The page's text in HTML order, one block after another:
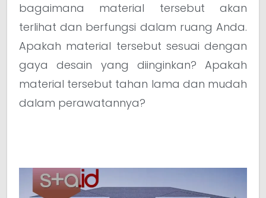
bagaimana material tersebut akan
terlihat dan berfungsi dalam ruang Anda.
Apakah material tersebut sesuai dengan
gaya desain yang diinginkan? Apakah
material tersebut tahan lama dan mudah
dalam perawatannya?